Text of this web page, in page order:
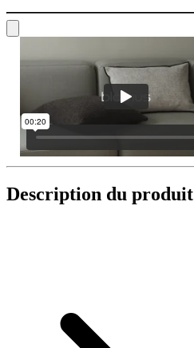
Description du produit